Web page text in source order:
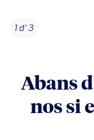
1 d' 3
Abans
nos si